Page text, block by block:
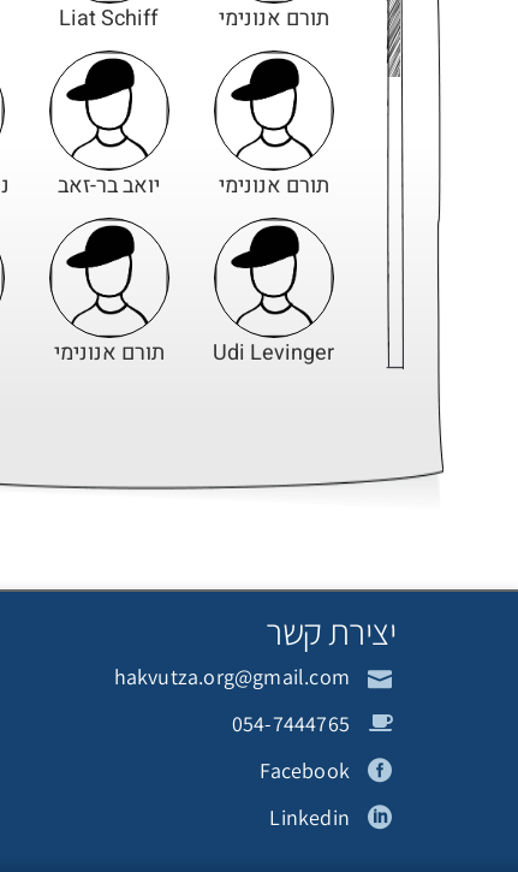
תורם אנונימי Liat Schiff
תורם אנונימי יואב בר-זאב
Udi Levinger תורם אנונימי
תורם אנונימי תורם אנונימי
יצירת קשר
hakvutza.org@gmail.com
054-7444765
Facebook
Linkedin